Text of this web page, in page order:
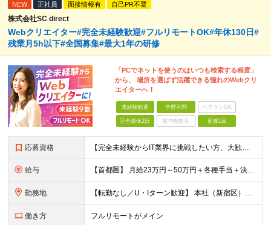
NEW 正社員 面接情報有 自己PR不要
株式会社SC direct
Webクリエイター#完全未経験歓迎#フルリモートOK#年休130日#
残業月5h以下#全国募集#最大1年の研修
「PCでネットを使うのはいつも検索する程度」
から、 場所を選ばず活躍できる憧れのWebクリ
エイターへ！
未経験歓迎 学歴不問 ベテランOK
完全週休2日 賞与複数月 面接1回
応募資格 【完全未経験からIT業界に挑戦したい方、大歓迎！】 ●応募年齢制限：34歳まで（若年層の長期キャリア形成を図るため） ★学歴不問・転職回数不問 ★第二新卒・社会人デビューOK 【こんな方を求めていま
給与 【首都圏】 月給23万円～50万円＋各種手当＋決算賞与 【大阪】 月給22万円～50万円＋各種手当＋決算賞与 【愛知】 月給21.5万円～50万円＋各種手当＋決算賞与 【福岡・宮城】 月給20万
勤務地 【転勤なし／U・Iターン歓迎】 本社（新宿区）、大阪支店、名古屋支店または東京都・神奈川県・千葉県・埼玉県・愛知県・大阪府・福岡県をはじめ、全国のプロジェクト先 ※ご希望を最大限考慮して配属先を決定
働き方 フルリモートがメイン